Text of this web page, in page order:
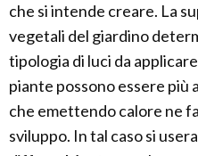
che si intende creare. La
vegetali del giardino
tipologia di luci da
piante possono essere più
che emettendo calore ne
sviluppo. In tal caso si